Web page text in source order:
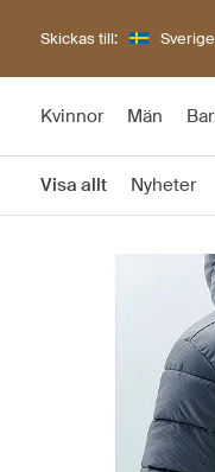
Skickas till: Sverige
Kvinnor Män
Visa allt Nyheter